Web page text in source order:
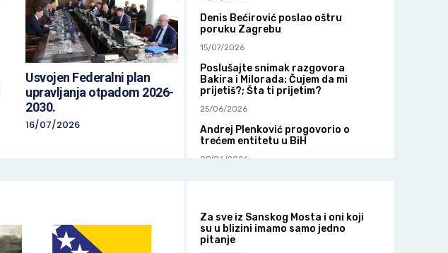
Usvojen Federalni plan
upravljanja otpadom 2026-
2030.
16/07/2026
Denis Bećirović poslao oštru
poruku Zagrebu
15/07/2026
Poslušajte snimak razgovora
Bakira i Milorada: Čujem da mi
prijetiš?; Šta ti prijetim?
25/06/2026
Andrej Plenković progovorio o
trećem entitetu u BiH
09/06/2026
Za sve iz Sanskog Mosta i oni koji
su u blizini imamo samo jedno
pitanje